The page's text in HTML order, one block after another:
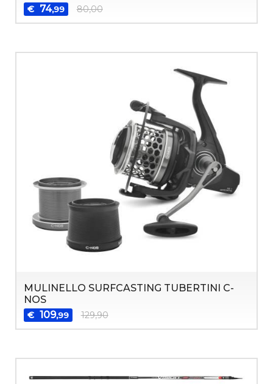
€ 74,99 80,00
MULINELLO SURFCASTING TUBERTINI C-
NOS
€ 109,99 129,90